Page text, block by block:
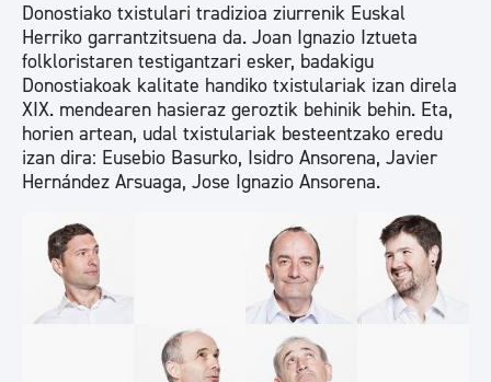
Donostiako txistulari tradizioa ziurrenik Euskal
Herriko garrantzitsuena da. Joan Ignazio Iztueta
folkloristaren testigantzari esker, badakigu
Donostiakoak kalitate handiko txistulariak izan direla
XIX. mendearen hasieraz geroztik behinik behin. Eta,
horien artean, udal txistulariak besteentzako eredu
izan dira: Eusebio Basurko, Isidro Ansorena, Javier
Hernández Arsuaga, Jose Ignazio Ansorena.